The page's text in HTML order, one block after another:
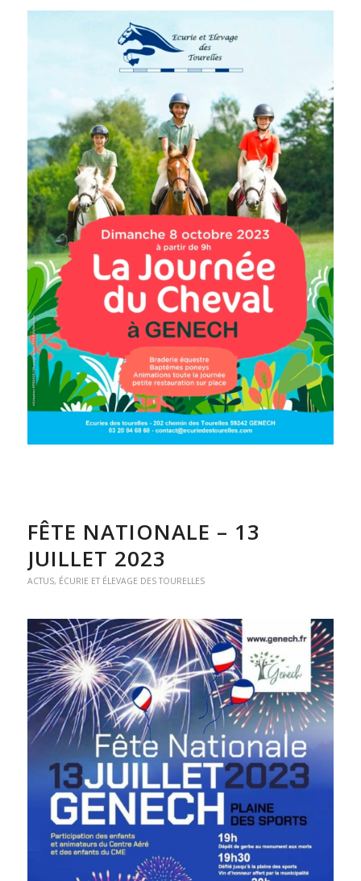
FÊTE NATIONALE – 13
JUILLET 2023
ACTUS, ÉCURIE ET ÉLEVAGE DES TOURELLES